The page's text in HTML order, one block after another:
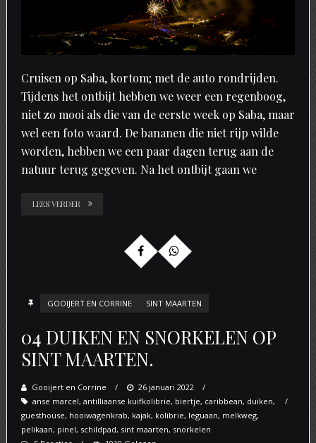
Cruisen op Saba, kortom; met de auto rondrijden.
Tijdens het ontbijt hebben we weer een regenboog,
niet zo mooi als die van de eerste week op Saba, maar
wel een foto waard. De bananen die niet rijp wilde
worden, hebben we een paar dagen terug aan de
natuur terug gegeven. Na het ontbijt gaan we
LEES VERDER
GOOIJERT EN CORRINE SINT MAARTEN
04 DUIKEN EN SNORKELEN OP
SINT MAARTEN.
Gooijert en Corrine
Posted
on
26 januari 2022
anse marcel, antilliaanse kuifkolibrie, biertje, caribbean, duiken,
guesthouse, hooiwagenkrab, kajak, kolibrie, leguaan, melkweg,
pelikaan, pinel, schildpad, sint maarten, snorkelen